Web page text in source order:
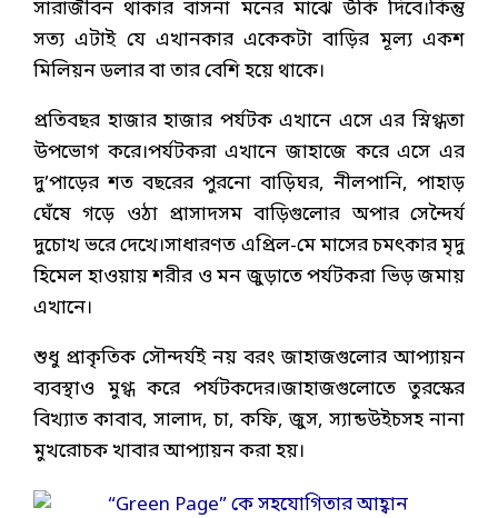
সারাজীবন থাকার বাসনা মনের মাঝে উঁকি দিবে।কিন্তু
সত্য এটাই যে এখানকার একেকটা বাড়ির মূল্য একশ
মিলিয়ন ডলার বা তার বেশি হয়ে থাকে।
প্রতিবছর হাজার হাজার পর্যটক এখানে এসে এর স্নিগ্ধতা
উপভোগ করে।পর্যটকরা এখানে জাহাজে করে এসে এর
দু’পাড়ের শত বছরের পুরনো বাড়িঘর, নীলপানি, পাহাড়
ঘেঁষে গড়ে ওঠা প্রাসাদসম বাড়িগুলোর অপার সেন্দৈর্য
দুচোখ ভরে দেখে।সাধারণত এপ্রিল-মে মাসের চমৎকার মৃদু
হিমেল হাওয়ায় শরীর ও মন জুড়াতে পর্যটকরা ভিড় জমায়
এখানে।
শুধু প্রাকৃতিক সৌন্দর্যই নয় বরং জাহাজগুলোর আপ্যায়ন
ব্যবস্থাও মুগ্ধ করে পর্যটকদের।জাহাজগুলোতে তুরস্কের
বিখ্যাত কাবাব, সালাদ, চা, কফি, জুস, স্যান্ডউইচসহ নানা
মুখরোচক খাবার আপ্যায়ন করা হয়।